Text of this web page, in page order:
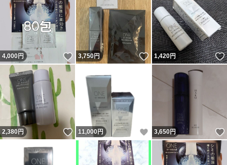
4,000円 いいね！
3,750円 いいね！
1,420円
2,380円 いいね！
11,000円 いいね！
3,650円